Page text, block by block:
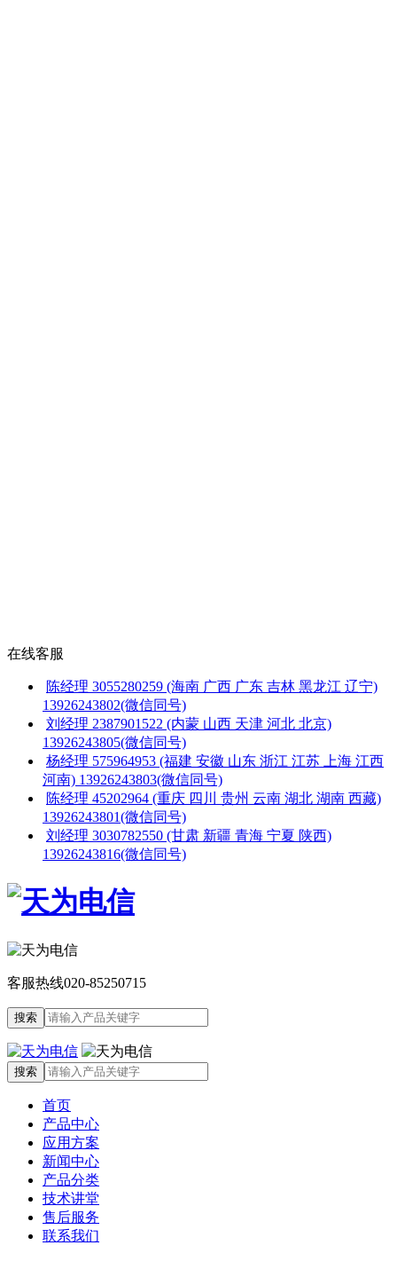
在线客服
陈经理 3055280259 (海南 广西 广东 吉林 黑龙江 辽宁)
13926243802(微信同号)
刘经理 2387901522 (内蒙 山西 天津 河北 北京)
13926243805(微信同号)
杨经理 575964953 (福建 安徽 山东 浙江 江苏 上海 江西
河南) 13926243803(微信同号)
陈经理 45202964 (重庆 四川 贵州 云南 湖北 湖南 西藏)
13926243801(微信同号)
刘经理 3030782550 (甘肃 新疆 青海 宁夏 陕西)
13926243816(微信同号)
客服热线020-85250715
首页
产品中心
应用方案
新闻中心
产品分类
技术讲堂
售后服务
联系我们